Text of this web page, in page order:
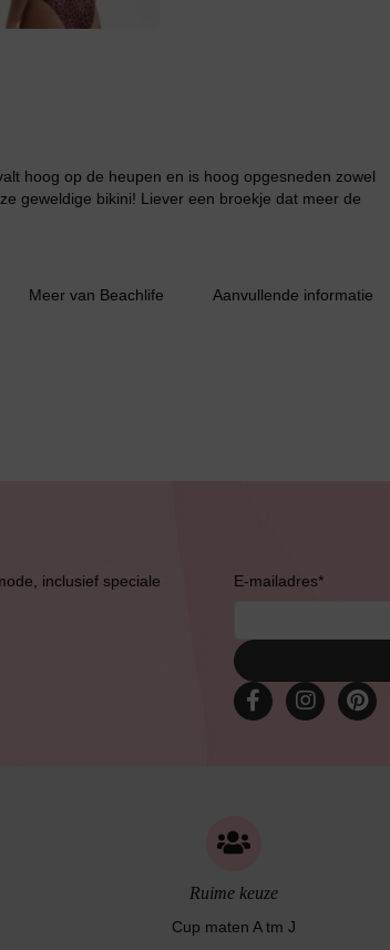
hoog op de heupen en is hoog opgesneden zowel
geweldige bikini! Liever een broekje dat meer de
Meer van Beachlife Aanvullende informatie
inclusief speciale
E-mailadres*
Ruime keuze
Cup maten A tm J